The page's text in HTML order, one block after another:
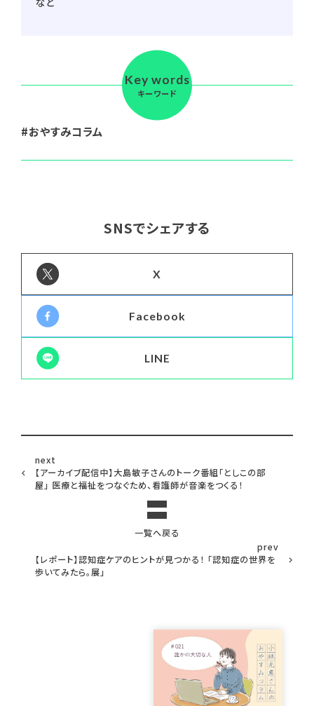
Key words
キーワード
おやすみコラム
SNSでシェアする
X
Facebook
LINE
next
【アーカイブ配信中】大島敏子さんのトーク番組「としこの部
屋」 医療と福祉をつなぐため、看護師が音楽をつくる！
一覧へ戻る
prev
【レポート】認知症ケアのヒントが見つかる！ 「認知症の世界を
歩いてみたら。展」